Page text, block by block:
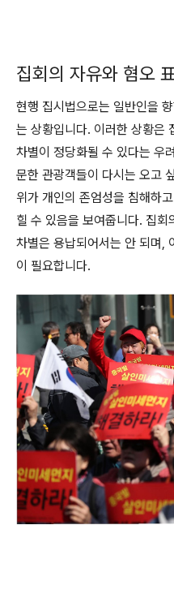
집회의 자유와 혐오
현행 집시법으로는 일반인을
는 상황입니다. 이러한 상황은
차별이 정당화될 수 있다는 우
문한 관광객들이 다시는 오고
위가 개인의 존엄성을 침해하
힐 수 있음을 보여줍니다. 집
차별은 용납되어서는 안 되며,
이 필요합니다.